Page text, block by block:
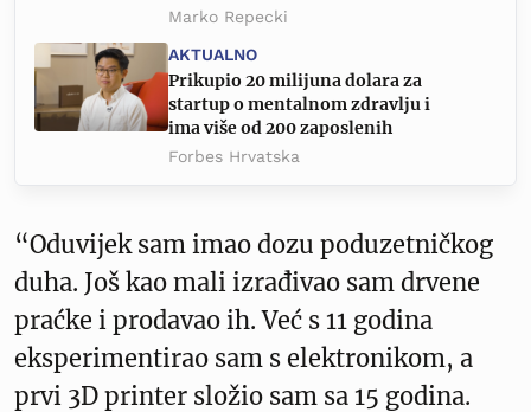
Marko Repecki
AKTUALNO
Prikupio 20 milijuna dolara za
startup o mentalnom zdravlju i
ima više od 200 zaposlenih
Forbes Hrvatska
“Oduvijek sam imao dozu poduzetničkog
duha. Još kao mali izrađivao sam drvene
praćke i prodavao ih. Već s 11 godina
eksperimentirao sam s elektronikom, a
prvi 3D printer složio sam sa 15 godina.